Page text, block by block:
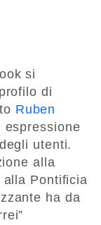
si
di
Ruben
espressione
utenti.
alla
alla Pontificia
ha da